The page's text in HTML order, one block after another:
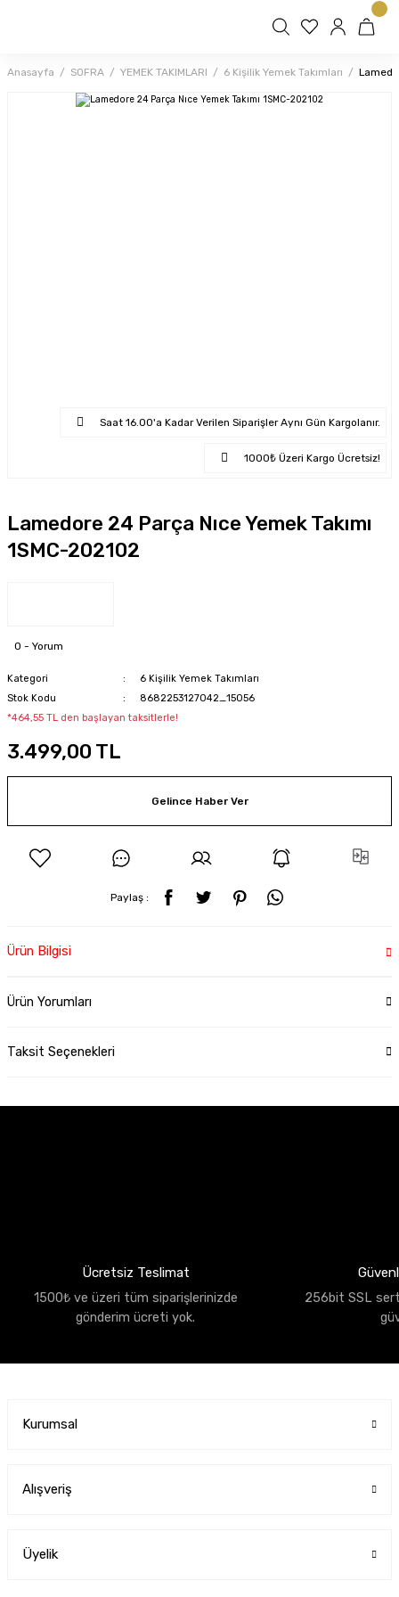
Anasayfa SOFRA YEMEK TAKIMLARI 6 Kişilik Yemek Takımları
Saat 16.00'a Kadar Verilen Siparişler Aynı Gün Kargolanır.
1000₺ Üzeri Kargo Ücretsiz!
Lamedore 24 Parça Nıce Yemek Takımı
1SMC-202102
0 - Yorum
Kategori
6 Kişilik Yemek Takımları
Stok Kodu
8682253127042_15056
*464,55 TL den başlayan taksitlerle!
3.499,00 TL
Gelince Haber Ver
Paylaş :
Ürün Bilgisi
Ürün Yorumları
Taksit Seçenekleri
Ücretsiz Teslimat
1500₺ ve üzeri tüm siparişlerinizde
gönderim ücreti yok.
256bit SSL
Kurumsal
Alışveriş
Üyelik